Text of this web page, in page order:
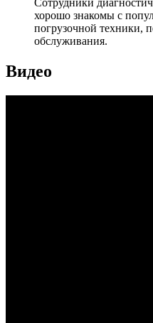
хорошо знакомы с
погрузочной техники,
обслуживания.
Видео